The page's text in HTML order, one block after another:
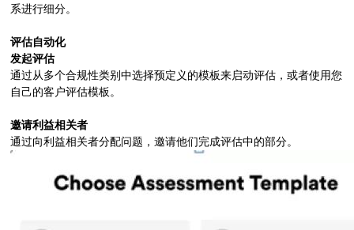
系进行细分。
评估自动化
发起评估
通过从多个合规性类别中选择预定义的模板来启动评估，或者使用您
自己的客户评估模板。
邀请利益相关者
通过向利益相关者分配问题，邀请他们完成评估中的部分。